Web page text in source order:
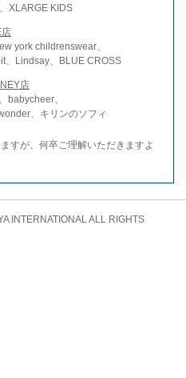
XLARGE KIDS
店
york childrenswear、
、Lindsay、BLUE CROSS
店
babycheer、
、キリンのソフィ
すが、何卒ご理解いただきますよ